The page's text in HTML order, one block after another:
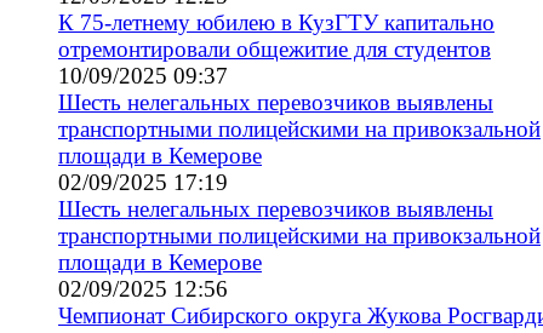
К 75-летнему юбилею в КузГТУ капитально
отремонтировали общежитие для студентов
10/09/2025 09:37
Шесть нелегальных перевозчиков выявлены
транспортными полицейскими на привокзальной
площади в Кемерове
02/09/2025 17:19
Шесть нелегальных перевозчиков выявлены
транспортными полицейскими на привокзальной
площади в Кемерове
02/09/2025 12:56
Чемпионат Сибирского округа Жукова